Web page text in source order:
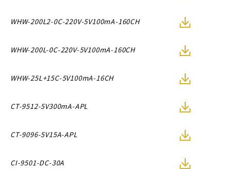
WHW-200L2-0C-220V-5V100mA-160CH
WHW-200L-0C-220V-5V100mA-160CH
WHW-25L+15C-5V100mA-16CH
CT-9512-5V300mA-APL
CT-9096-5V15A-APL
CI-9501-DC-30A